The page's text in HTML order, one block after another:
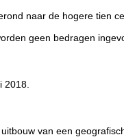
naar de hogere tien
geen bedragen
2018.
van een